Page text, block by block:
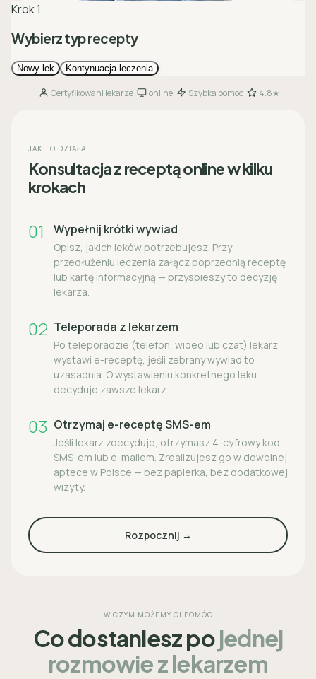
Certyfikowani lekarze· online· Szybka pomoc· 4.8★
JAK TO DZIAŁA
Konsultacja z receptą online w kilku
krokach
01 Wypełnij krótki wywiad
Opisz, jakich leków potrzebujesz. Przy
przedłużeniu leczenia załącz poprzednią receptę
lub kartę informacyjną — przyspieszy to decyzję
lekarza.
02 Teleporada z lekarzem
Po teleporadzie (telefon, wideo lub czat) lekarz
wystawi e-receptę, jeśli zebrany wywiad to
uzasadnia. O wystawieniu konkretnego leku
decyduje zawsze lekarz.
03 Otrzymaj e-receptę SMS-em
Jeśli lekarz zdecyduje, otrzymasz 4-cyfrowy kod
SMS-em lub e-mailem. Zrealizujesz go w dowolnej
aptece w Polsce — bez papierka, bez dodatkowej
wizyty.
Rozpocznij →
W CZYM MOŻEMY CI POMÓC
Co dostaniesz pojednej
rozmowie z lekarzem